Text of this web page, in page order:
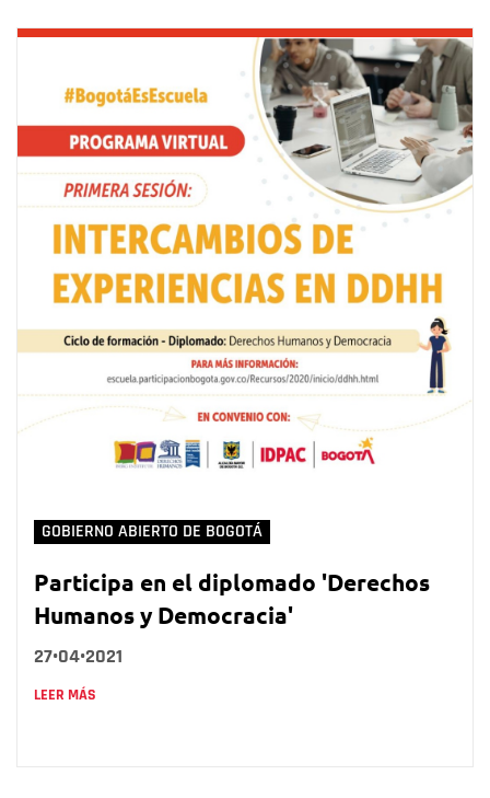
GOBIERNO ABIERTO DE BOGOTÁ
Participa en el diplomado 'Derechos
Humanos y Democracia'
27•04•2021
LEER MÁS